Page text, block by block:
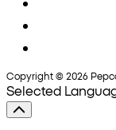
Copyright © 2026
Selected